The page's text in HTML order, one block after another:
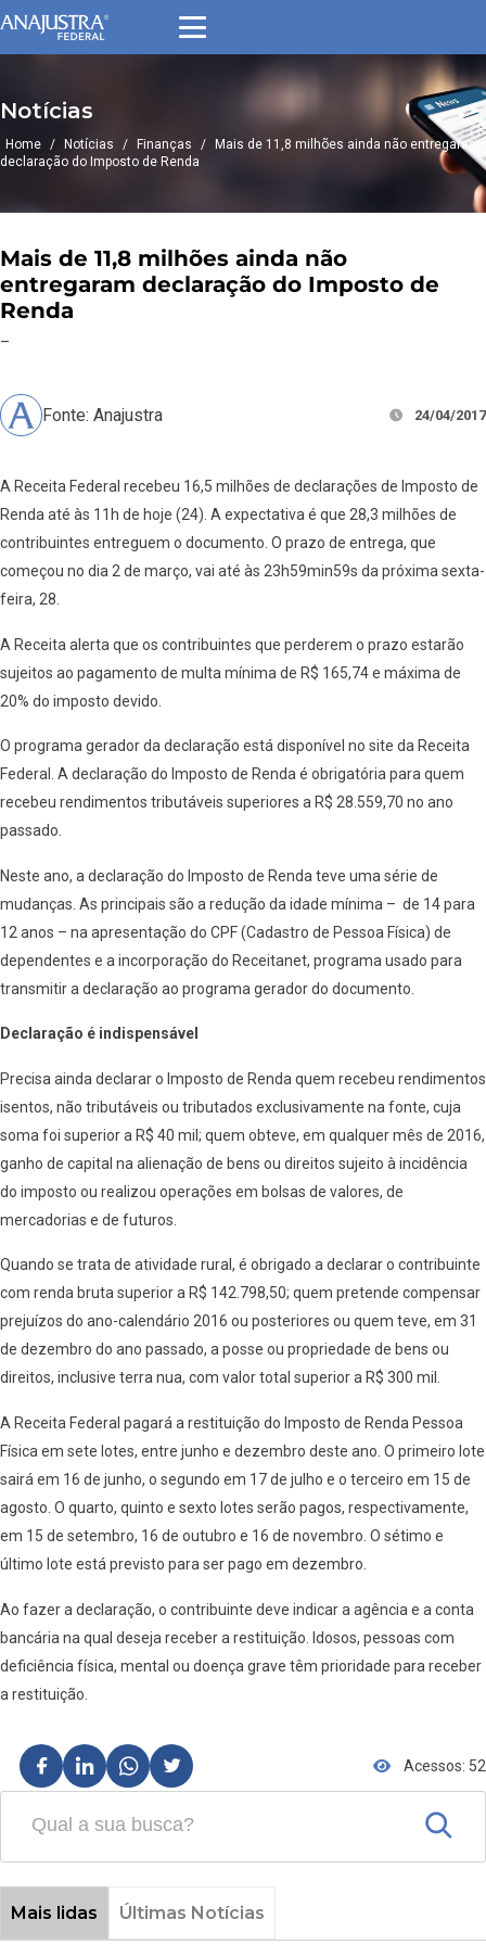
Notícias
Home / Notícias / Finanças /
Mais de 11,8 milhões ainda não entregaram
declaração do Imposto de Renda
Mais de 11,8 milhões ainda não
entregaram declaração do Imposto de
Renda
–
Fonte: Anajustra 24/04/2017
A Receita Federal recebeu 16,5 milhões de declarações de Imposto de
Renda até às 11h de hoje (24). A expectativa é que 28,3 milhões de
contribuintes entreguem o documento. O prazo de entrega, que
começou no dia 2 de março, vai até às 23h59min59s da próxima sexta-
feira, 28.
A Receita alerta que os contribuintes que perderem o prazo estarão
sujeitos ao pagamento de multa mínima de R$ 165,74 e máxima de
20% do imposto devido.
O programa gerador da declaração está disponível no site da Receita
Federal. A declaração do Imposto de Renda é obrigatória para quem
recebeu rendimentos tributáveis superiores a R$ 28.559,70 no ano
passado.
Neste ano, a declaração do Imposto de Renda teve uma série de
mudanças. As principais são a redução da idade mínima – de 14 para
12 anos – na apresentação do CPF (Cadastro de Pessoa Física) de
dependentes e a incorporação do Receitanet, programa usado para
transmitir a declaração ao programa gerador do documento.
Declaração é indispensável
Precisa ainda declarar o Imposto de Renda quem recebeu rendimentos
isentos, não tributáveis ou tributados exclusivamente na fonte, cuja
soma foi superior a R$ 40 mil; quem obteve, em qualquer mês de 2016,
ganho de capital na alienação de bens ou direitos sujeito à incidência
do imposto ou realizou operações em bolsas de valores, de
mercadorias e de futuros.
Quando se trata de atividade rural, é obrigado a declarar o contribuinte
com renda bruta superior a R$ 142.798,50; quem pretende compensar
prejuízos do ano-calendário 2016 ou posteriores ou quem teve, em 31
de dezembro do ano passado, a posse ou propriedade de bens ou
direitos, inclusive terra nua, com valor total superior a R$ 300 mil.
A Receita Federal pagará a restituição do Imposto de Renda Pessoa
Física em sete lotes, entre junho e dezembro deste ano. O primeiro lote
sairá em 16 de junho, o segundo em 17 de julho e o terceiro em 15 de
agosto. O quarto, quinto e sexto lotes serão pagos, respectivamente,
em 15 de setembro, 16 de outubro e 16 de novembro. O sétimo e
último lote está previsto para ser pago em dezembro.
Ao fazer a declaração, o contribuinte deve indicar a agência e a conta
bancária na qual deseja receber a restituição. Idosos, pessoas com
deficiência física, mental ou doença grave têm prioridade para receber
a restituição.
Acessos: 52
Mais lidas Últimas Notícias